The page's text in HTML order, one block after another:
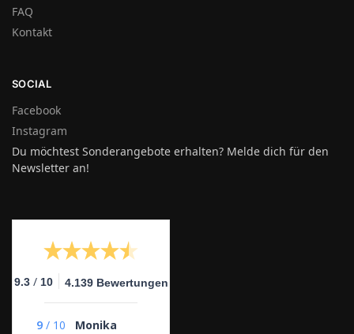
FAQ
Kontakt
SOCIAL
Facebook
Instagram
Du möchtest Sonderangebote erhalten? Melde dich für den
Newsletter an!
9.3 / 10 4.139 Bewertungen
9 / 10
Monika